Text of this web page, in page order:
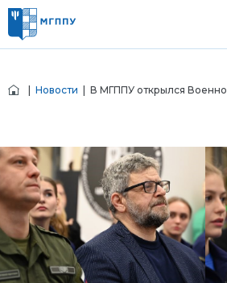
Новости | В МГППУ открылся